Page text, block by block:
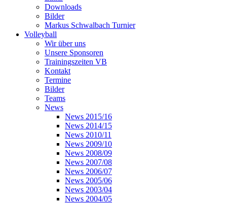
Downloads
Bilder
Markus Schwalbach Turnier
Volleyball
Wir über uns
Unsere Sponsoren
Trainingszeiten VB
Kontakt
Termine
Bilder
Teams
News
News 2015/16
News 2014/15
News 2010/11
News 2009/10
News 2008/09
News 2007/08
News 2006/07
News 2005/06
News 2003/04
News 2004/05